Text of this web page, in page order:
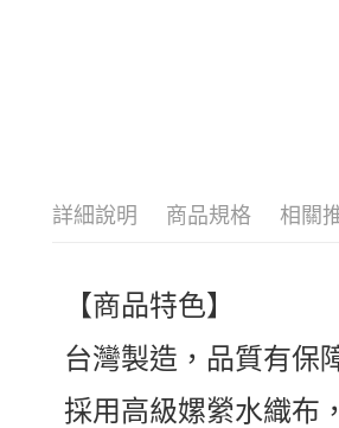
詳細說明 商品規格 相關
【商品特色】
台灣製造，品質有保
採用高級嫘縈水織布